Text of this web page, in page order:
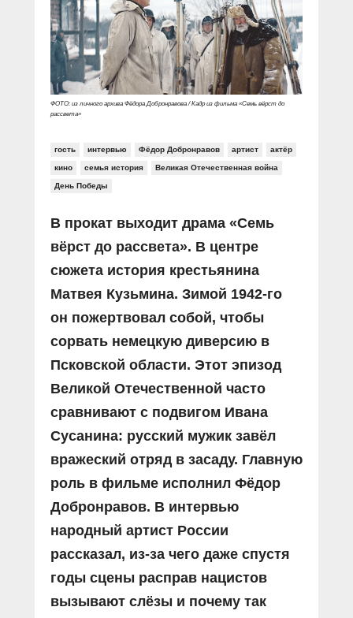
Социальные ролики
Документальные фильмы
Прямой разговор
В знании сила
Специальный репортаж
КиберПОСТОВОЙ
Газета «Щит и меч»
Журнал «Полиция России»
О ПОРТАЛЕ
Контакты
Вакансии
ФОТО: из личного архива Фёдора Добронравова / Кадр из фильма «Семь вёрст до
рассвета»
гость интервью Фёдор Добронравов артист актёр
кино семья история Великая Отечественная война
День Победы
В прокат выходит драма «Семь
вёрст до рассвета». В центре
сюжета история крестьянина
Матвея Кузьмина. Зимой 1942-го
он пожертвовал собой, чтобы
сорвать немецкую диверсию в
Псковской области. Этот эпизод
Великой Отечественной часто
сравнивают с подвигом Ивана
Сусанина: русский мужик завёл
вражеский отряд в засаду. Главную
роль в фильме исполнил Фёдор
Добронравов. В интервью
народный артист России
рассказал, из-за чего даже спустя
годы сцены расправ нацистов
вызывают слёзы и почему так